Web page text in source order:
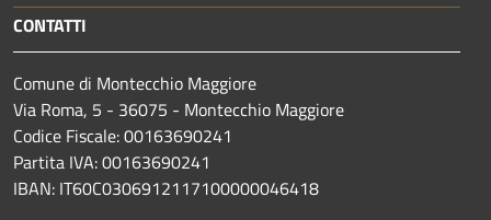
CONTATTI
Comune di Montecchio Maggiore
Via Roma, 5 - 36075 - Montecchio Maggiore
Codice Fiscale: 00163690241
Partita IVA: 00163690241
IBAN: IT60C0306912117100000046418